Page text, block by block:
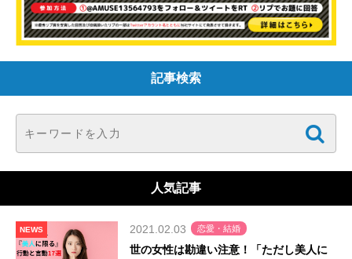
記事検索
人気記事
NEWS 2021.02.03 恋愛・結婚
世の女性は勘違い注意！「ただし美人に